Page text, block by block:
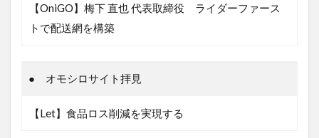
【OniGO】梅下 直也 代表取締役 ライダーファース
トで配送網を構築
● オモシロサイト拝見
【Let】食品ロス削減を実現する